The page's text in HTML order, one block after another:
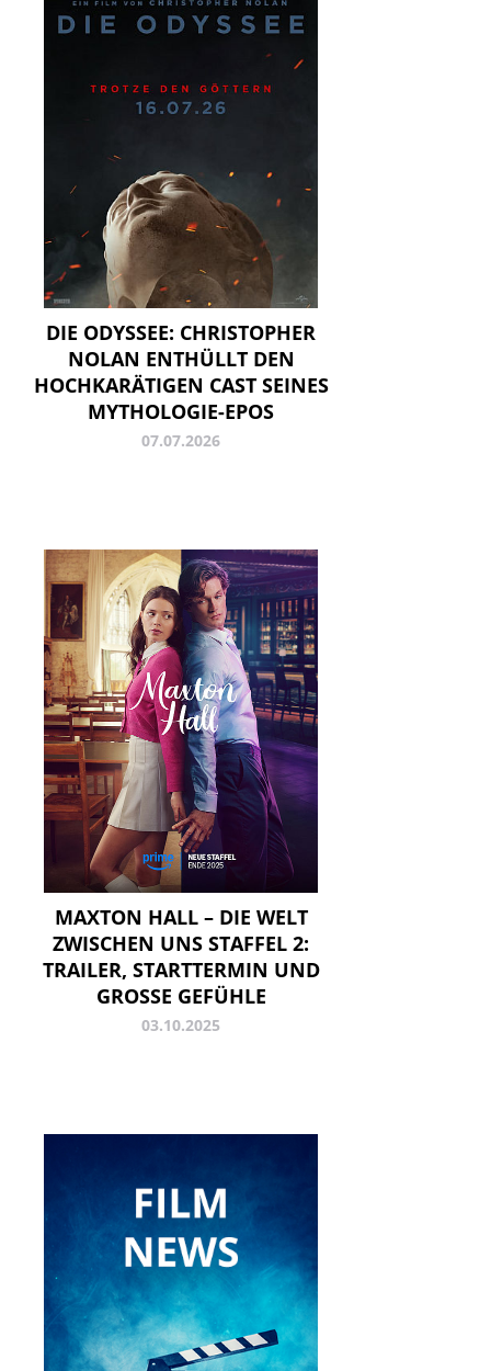
DIE ODYSSEE: CHRISTOPHER
NOLAN ENTHÜLLT DEN
HOCHKARÄTIGEN CAST SEINES
MYTHOLOGIE-EPOS
07.07.2026
MAXTON HALL – DIE WELT
ZWISCHEN UNS STAFFEL 2:
TRAILER, STARTTERMIN UND
GROSSE GEFÜHLE
03.10.2025